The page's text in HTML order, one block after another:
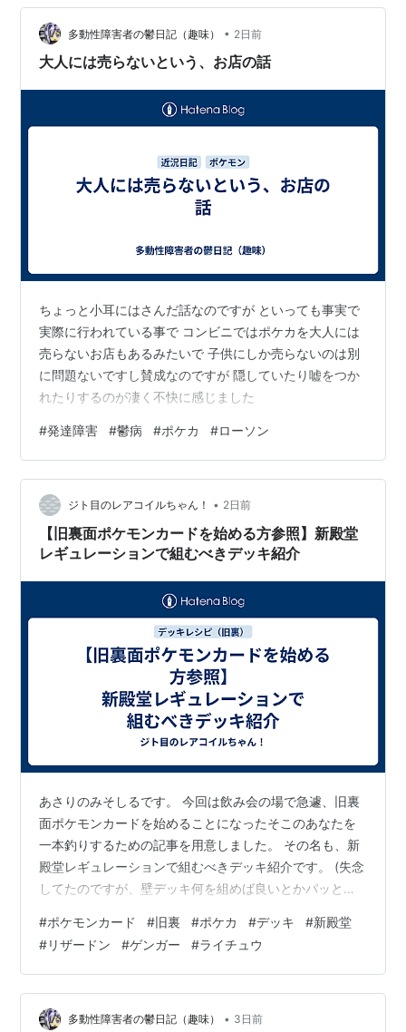
多動性障害者の鬱日記（趣味） • 2日前
大人には売らないという、お店の話
ちょっと小耳にはさんだ話なのですが といっても事実で
実際に行われている事で コンビニではポケカを大人には
売らないお店もあるみたいで 子供にしか売らないのは別
に問題ないですし賛成なのですが 隠していたり嘘をつか
れたりするのが凄く不快に感じました
#発達障害 #鬱病 #ポケカ #ローソン
ジト目のレアコイルちゃん！ • 2日前
【旧裏面ポケモンカードを始める方参照】新殿堂
レギュレーションで組むべきデッキ紹介
あさりのみそしるです。 今回は飲み会の場で急遽、旧裏
面ポケモンカードを始めることになったそこのあなたを
一本釣りするための記事を用意しました。 その名も、新
殿堂レギュレーションで組むべきデッキ紹介です。 (失念
してたのですが、壁デッキ何を組めば良いとかパッと見
る大会のバトルフェスタ以外にシークレットメガバトル
を開催していたことから、本イベントの参加者が使用し
たデッキレシピと、手前味噌ながら私にて記載したレシ
ピ及び記事を合わせて紹介いたします。 草 キョウのアー
ボック https://jetome-magneton.hatenablog.com…
#ポケモンカード #旧裏 #ポケカ #デッキ #新殿堂
#リザードン #ゲンガー #ライチュウ
多動性障害者の鬱日記（趣味） • 3日前